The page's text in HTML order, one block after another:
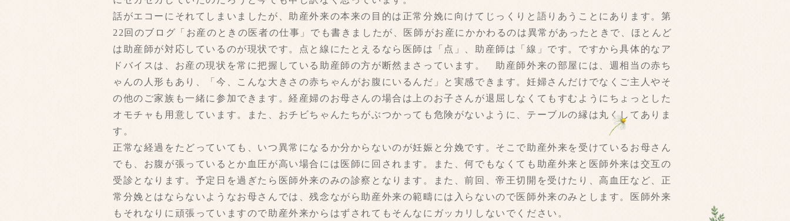
話がエコーにそれてしまいましたが、助産外来の本来の目的は正常分娩に向けてじっくりと語りあうことにあります。第
22回のブログ「お産のときの医者の仕事」でも書きましたが、医師がお産にかかわるのは異常があったときで、ほとんど
は助産師が対応しているのが現状です。点と線にたとえるなら医師は「点」、助産師は「線」です。ですから具体的なア
ドバイスは、お産の現状を常に把握している助産師の方が断然まさっています。 助産師外来の部屋には、週相当の赤ち
ゃんの人形もあり、「今、こんな大きさの赤ちゃんがお腹にいるんだ」と実感できます。妊婦さんだけでなくご主人やそ
の他のご家族も一緒に参加できます。経産婦のお母さんの場合は上のお子さんが退屈しなくてもすむようにちょっとした
オモチャも用意しています。また、おチビちゃんたちがぶつかっても危険がないように、テーブルの縁は丸くしてありま
す。
正常な経過をたどっていても、いつ異常になるか分からないのが妊娠と分娩です。そこで助産外来を受けているお母さん
でも、お腹が張っているとか血圧が高い場合には医師に回されます。また、何でもなくても助産外来と医師外来は交互の
受診となります。予定日を過ぎたら医師外来のみの診察となります。また、前回、帝王切開を受けたり、高血圧など、正
常分娩とはならないようなお母さんでは、残念ながら助産外来の範疇には入らないので医師外来のみとします。医師外来
もそれなりに頑張っていますので助産外来からはずされてもそんなにガッカリしないでください。